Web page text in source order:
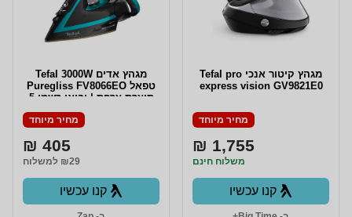
מגהץ קיטור אנכי Tefal pro
express vision GV9821E0
מחיר מיוחד
1,755 ₪
משלוח חינם
קנו עכשיו
מגהץ אדים Tefal 3000W
טפאל Puregliss FV8066EO
תוצרת צרפת | יבואן רשמי 5
שנים אחריות
מחיר מיוחד
405 ₪
₪29 למשלוח
קנו עכשיו